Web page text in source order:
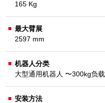
有
公
165 Kg
最大臂展
2597 mm
机器人分类
大型通用机器人 〜300kg负载
安装方法